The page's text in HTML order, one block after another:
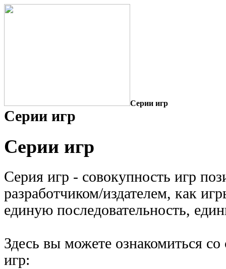
Серии игр
Серии игр
Серии игр
Серия игр - совокупность игр
разработчиком/издателем, как
единую последовательность,
Здесь вы можете ознакомиться
игр: